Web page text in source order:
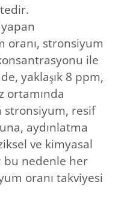
oranı, stronsiyum
ile
yaklaşık 8 ppm,
ortamında
stronsiyum, resif
aydınlatma
ve kimyasal
nedenle her
oranı takviyesi